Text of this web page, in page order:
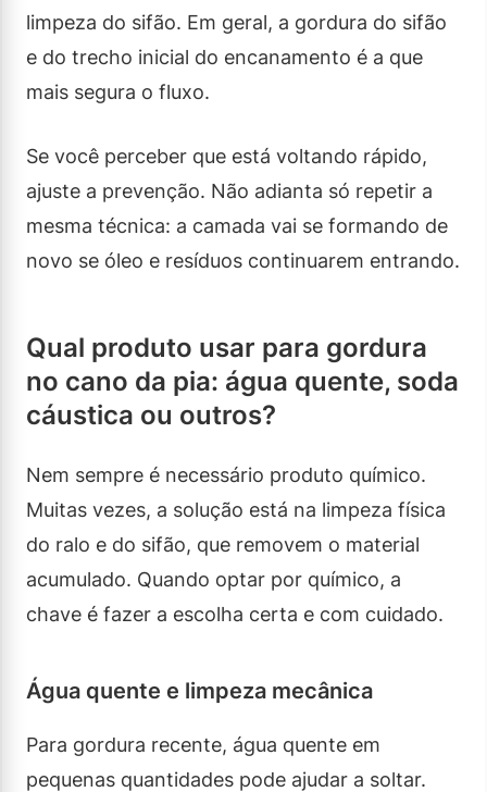
limpeza do sifão. Em geral, a gordura do sifão
e do trecho inicial do encanamento é a que
mais segura o fluxo.
Se você perceber que está voltando rápido,
ajuste a prevenção. Não adianta só repetir a
mesma técnica: a camada vai se formando de
novo se óleo e resíduos continuarem entrando.
Qual produto usar para gordura
no cano da pia: água quente, soda
cáustica ou outros?
Nem sempre é necessário produto químico.
Muitas vezes, a solução está na limpeza física
do ralo e do sifão, que removem o material
acumulado. Quando optar por químico, a
chave é fazer a escolha certa e com cuidado.
Água quente e limpeza mecânica
Para gordura recente, água quente em
pequenas quantidades pode ajudar a soltar.